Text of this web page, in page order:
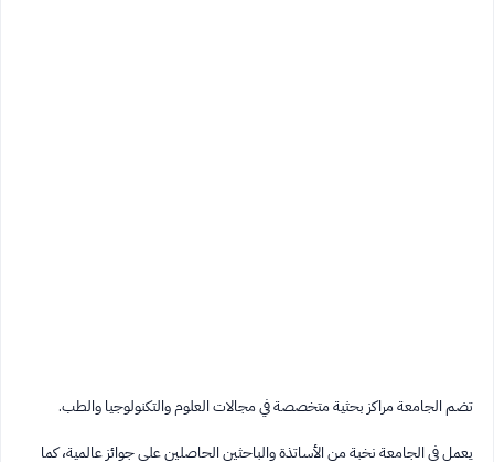
تضم الجامعة مراكز بحثية متخصصة في مجالات العلوم والتكنولوجيا والطب.
يعمل في الجامعة نخبة من الأساتذة والباحثين الحاصلين على جوائز عالمية، كما